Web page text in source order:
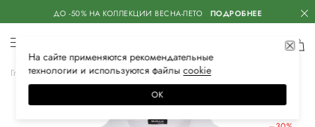
ДО -50% НА КОЛЛЕКЦИИ ВЕСНА-ЛЕТО ПОДРОБНЕЕ
Главная Мужская Одежда Поло Поло с коротким рукавом
На сайте применяются рекомендательные
технологии и используются файлысооkiе
ОК